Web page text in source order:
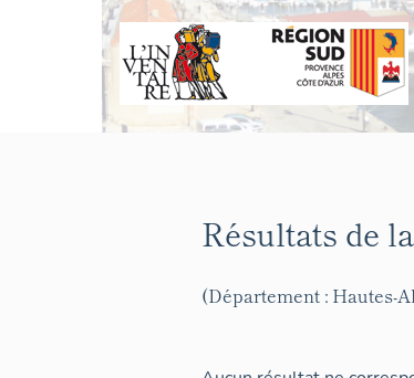
Résultats de
(Département : Hautes-